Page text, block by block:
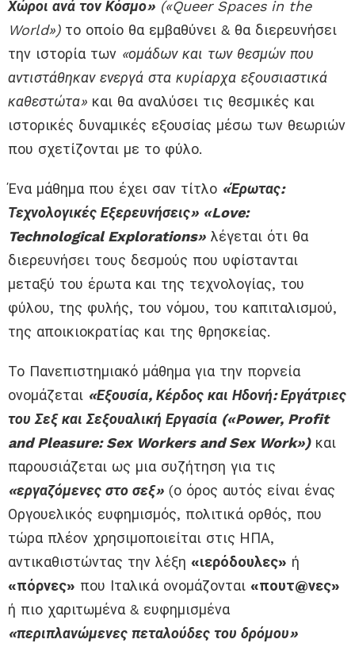
Χώροι ανά τονΚόσμο» («Queer Spaces in the
World»)το οποίο θα εμβαθύνει & θα διερευνήσει
την ιστορία των «ομάδων και των θεσμών που
αντιστάθηκαν ενεργά στα κυρίαρχα εξουσιαστικά
καθεστώτα» και θα αναλύσει τις θεσμικές και
ιστορικές δυναμικές εξουσίας μέσω των θεωριών
που σχετίζονται με το φύλο.
Ένα μάθημα που έχει σαν τίτλο «Έρωτας:
Τεχνολογικές Εξερευνήσεις» «Love:
Technological Explorations» λέγεται ότι θα
διερευνήσει τους δεσμούς που υφίστανται
μεταξύ του έρωτα και της τεχνολογίας, του
φύλου, της φυλής, του νόμου, του καπιταλισμού,
της αποικιοκρατίας και της θρησκείας.
Το Πανεπιστημιακό μάθημα για την πορνεία
ονομάζεται «Εξουσία, Κέρδος και Ηδονή:Εργάτριες
του Σεξκαι Σεξουαλική Εργασία («Power, Profit
and Pleasure: Sex Workers and Sex Work»)και
παρουσιάζεται ως μια συζήτηση για τις
«εργαζόμενες στο σεξ» (ο όρος αυτός είναι ένας
Οργουελικός ευφημισμός, πολιτικά ορθός, που
τώρα πλέον χρησιμοποιείται στις ΗΠΑ,
αντικαθιστώντας την λέξη «ιερόδουλες» ή
«πόρνες» που Ιταλικά ονομάζονται «πουτ@νες»
ή πιο χαριτωμένα & ευφημισμένα
«περιπλανώμενες πεταλούδες του δρόμου»